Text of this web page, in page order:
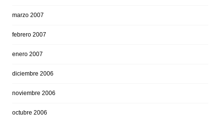
marzo 2007
febrero 2007
enero 2007
diciembre 2006
noviembre 2006
octubre 2006